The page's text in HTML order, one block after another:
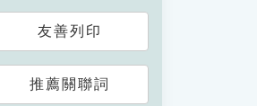
友善列印
推薦關聯詞